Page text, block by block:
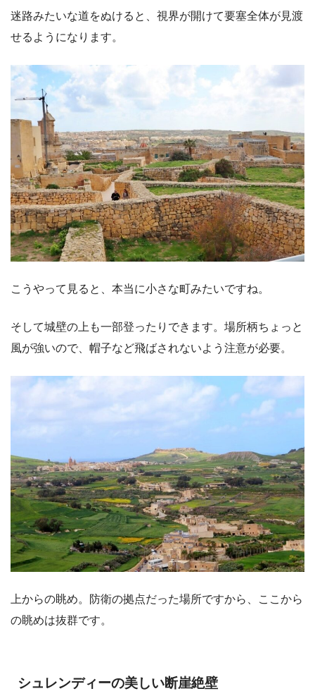
迷路みたいな道をぬけると、視界が開けて要塞全体が見渡
せるようになります。
こうやって見ると、本当に小さな町みたいですね。
そして城壁の上も一部登ったりできます。場所柄ちょっと
風が強いので、帽子など飛ばされないよう注意が必要。
上からの眺め。防衛の拠点だった場所ですから、ここから
の眺めは抜群です。
シュレンディーの美しい断崖絶壁